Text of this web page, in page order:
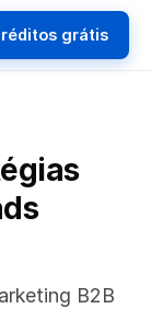
grátis
B2B